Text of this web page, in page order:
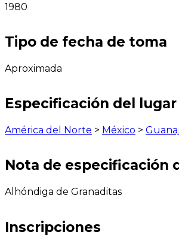
1980
Tipo de fecha de toma
Aproximada
Especificación del lugar
América del Norte > México >
Nota de especificación
Alhóndiga de Granaditas
Inscripciones